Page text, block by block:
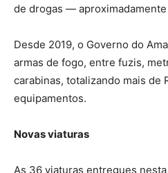
de drogas —
Desde 2019, o Governo do
armas de fogo, entre fuzis,
carabinas, totalizando mais de
equipamentos.
Novas viaturas
As 36 viaturas entregues